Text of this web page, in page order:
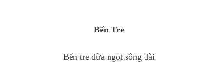
Bến Tre
Bến tre dừa ngọt sông dài